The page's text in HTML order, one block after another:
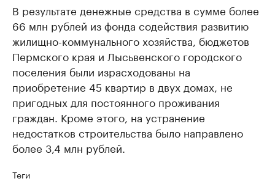
В результате денежные средства в сумме более
66 млн рублей из фонда содействия развитию
жилищно-коммунального хозяйства, бюджетов
Пермского края и Лысьвенского городского
поселения были израсходованы на
приобретение 45 квартир в двух домах, не
пригодных для постоянного проживания
граждан. Кроме этого, на устранение
недостатков строительства было направлено
более 3,4 млн рублей.
Теги